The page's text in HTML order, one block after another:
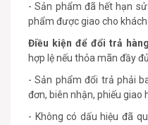
- Sản phẩm đã hết hạn
phẩm được giao cho khách
Điều kiện để đổi trả
hợp lệ nếu thỏa mãn đầy
- Sản phẩm đổi trả phải
đơn, biên nhận, phiếu giao
- Không có dấu hiệu đã